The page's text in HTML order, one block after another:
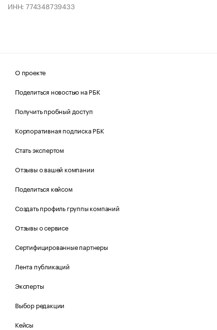
ИНН: 774348739433
О проекте
Поделиться новостью на РБК
Получить пробный доступ
Корпоративная подписка РБК
Стать экспертом
Отзывы о вашей компании
Поделиться кейсом
Создать профиль группы компаний
Отзывы о сервисе
Сертифицированные партнеры
Лента публикаций
Эксперты
Выбор редакции
Кейсы